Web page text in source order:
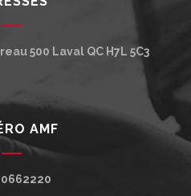
500 Laval QC H7L 5C3
AMF